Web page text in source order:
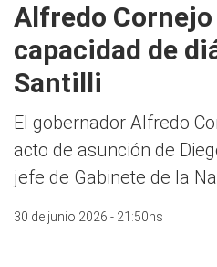
Alfredo
capacidad de
Santilli
El gobernador Alfredo
acto de asunción de
jefe de Gabinete de la
30 de junio 2026 - 21:50hs